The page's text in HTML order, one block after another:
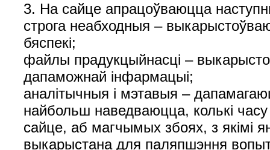
3. На сайце апрацоўваюцца
строга неабходныя –
бяспекі;
файлы прадукцыйнасці –
дапаможнай інфармацыі;
аналітычныя і мэтавыя –
найбольш наведваюцца, колькі
сайце, аб магчымых збоях, з якімі
выкарыстана для паляпшэння